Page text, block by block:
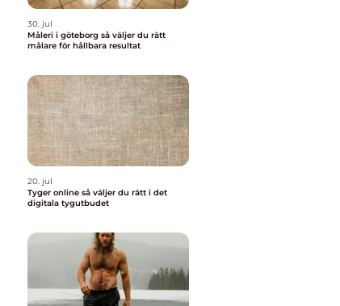
30. jul
Måleri i göteborg så väljer du rätt
målare för hållbara resultat
20. jul
Tyger online så väljer du rätt i det
digitala tygutbudet